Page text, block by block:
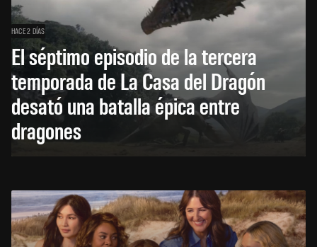
HACE 2 DÍAS
El séptimo episodio de la tercera
temporada de La Casa del Dragón
desató una batalla épica entre
dragones